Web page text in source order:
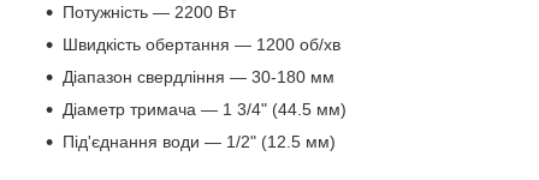
Потужність — 2200 Вт
Швидкість обертання — 1200 об/хв
Діапазон свердління — 30-180 мм
Діаметр тримача — 1 3/4" (44.5 мм)
Під'єднання води — 1/2" (12.5 мм)